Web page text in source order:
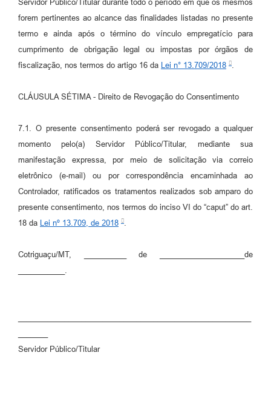
Servidor Público/Titular durante todo o período em que os mesmos
forem pertinentes ao alcance das finalidades listadas no presente
termo e ainda após o término do vínculo empregatício para
cumprimento de obrigação legal ou impostas por órgãos de
fiscalização, nos termos do artigo 16 da
Lei n° 13.709/2018
CLÁUSULA SÉTIMA - Direito de Revogação do Consentimento
7.1. O presente consentimento poderá ser revogado a qualquer
momento pelo(a) Servidor Público/Titular, mediante sua
manifestação expressa, por meio de solicitação via correio
eletrônico (e-mail) ou por correspondência encaminhada ao
Controlador, ratificados os tratamentos realizados sob amparo do
presente consentimento, nos termos do inciso VI do “caput” do art.
18 da Lei nº 13.709, de 2018 .
Cotriguaçu/MT, __________ de ____________________de
___________.
Servidor Público/Titular